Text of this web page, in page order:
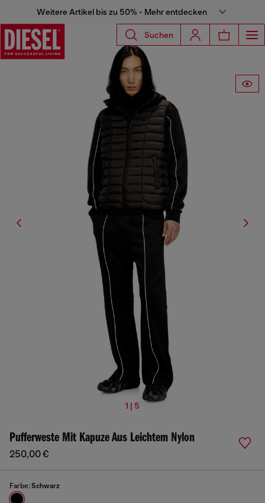
Weitere Artikel bis zu 50% - Mehr entdecken
Suchen
1 | 5
Pufferweste Mit Kapuze Aus Leichtem Nylon
250,00 €
Farbe: Schwarz